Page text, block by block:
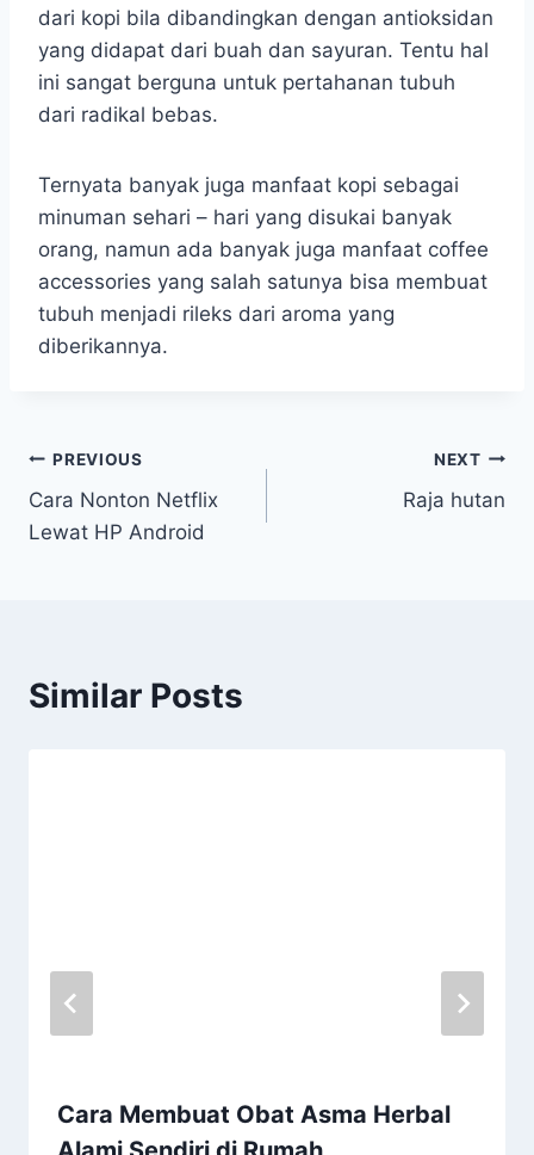
dari kopi bila dibandingkan dengan antioksidan
yang didapat dari buah dan sayuran. Tentu hal
ini sangat berguna untuk pertahanan tubuh
dari radikal bebas.
Ternyata banyak juga manfaat kopi sebagai
minuman sehari – hari yang disukai banyak
orang, namun ada banyak juga manfaat coffee
accessories yang salah satunya bisa membuat
tubuh menjadi rileks dari aroma yang
diberikannya.
Post
navigation
PREVIOUS
Cara Nonton Netflix
Lewat HP Android
NEXT
Raja hutan
Similar Posts
Cara Membuat Obat Asma Herbal